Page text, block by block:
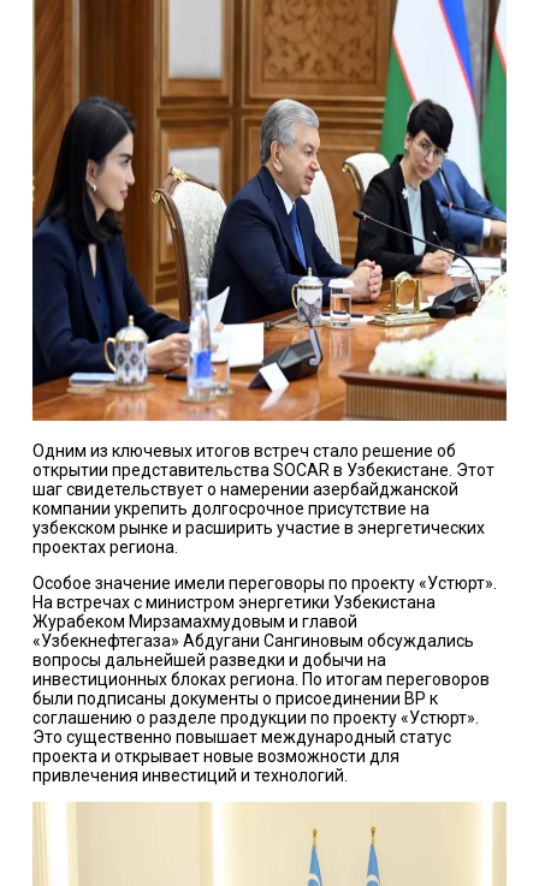
Одним из ключевых итогов встреч стало решение об
открытии представительства SOCAR в Узбекистане. Этот
шаг свидетельствует о намерении азербайджанской
компании укрепить долгосрочное присутствие на
узбекском рынке и расширить участие в энергетических
проектах региона.
Особое значение имели переговоры по проекту «Устюрт».
На встречах с министром энергетики Узбекистана
Журабеком Мирзамахмудовым и главой
«Узбекнефтегаза» Абдугани Сангиновым обсуждались
вопросы дальнейшей разведки и добычи на
инвестиционных блоках региона. По итогам переговоров
были подписаны документы о присоединении BP к
соглашению о разделе продукции по проекту «Устюрт».
Это существенно повышает международный статус
проекта и открывает новые возможности для
привлечения инвестиций и технологий.